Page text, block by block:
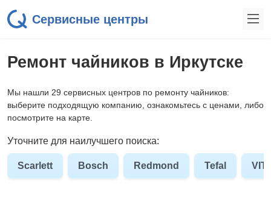
Сервисные центры
Ремонт чайников в Иркутске
Мы нашли 29 сервисных центров по ремонту чайников:
выберите подходящую компанию, ознакомьтесь с ценами, либо
посмотрите на карте.
Уточните для наилучшего поиска:
Scarlett Bosch Redmond Tefal